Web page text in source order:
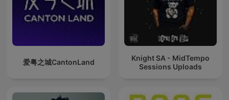
爱粤之城CantonLand
Knight SA - MidTempo
Sessions Uploads